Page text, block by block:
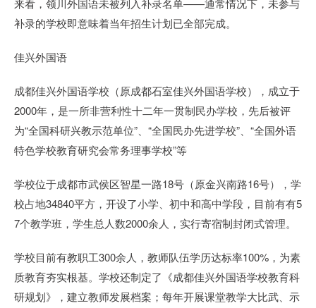
来看，领川外国语未被列入补录名单——通常情况下，未参与
补录的学校即意味着当年招生计划已全部完成。
佳兴外国语
成都佳兴外国语学校（原成都石室佳兴外国语学校），成立于
2000年，是一所非营利性十二年一贯制民办学校，先后被评
为“全国科研兴教示范单位”、“全国民办先进学校”、“全国外语
特色学校教育研究会常务理事学校”等
学校位于成都市武侯区智星一路18号（原金兴南路16号），学
校占地34840平方，开设了小学、初中和高中学段，目前有有5
7个教学班，学生总人数2000余人，实行寄宿制封闭式管理。
学校目前有教职工300余人，教师队伍学历达标率100%，为素
质教育夯实根基。学校还制定了《成都佳兴外国语学校教育科
研规划》，建立教师发展档案；每年开展课堂教学大比武、示